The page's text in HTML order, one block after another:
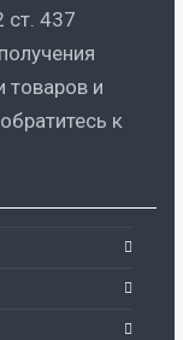
ст. 437
товаров и
к